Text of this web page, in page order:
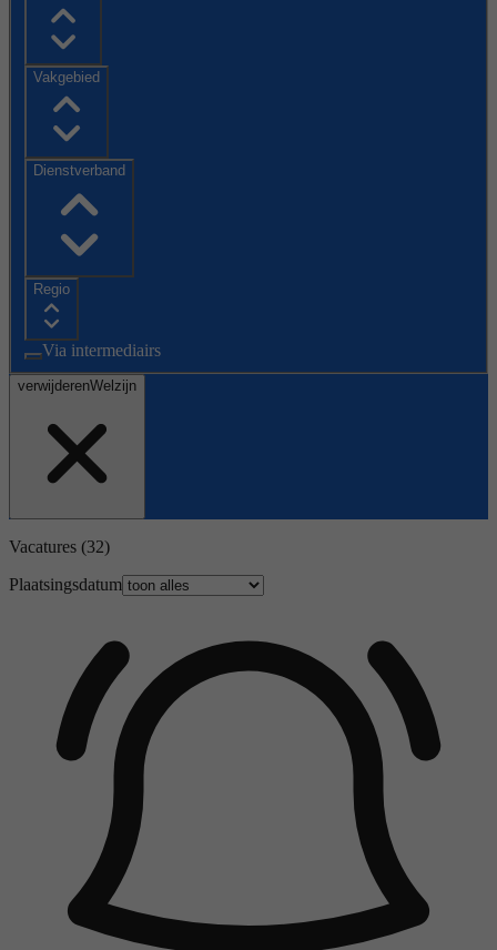
Vakgebied
Dienstverband
Regio
Via intermediairs
verwijderenWelzijn
Vacatures (32)
Plaatsingsdatum